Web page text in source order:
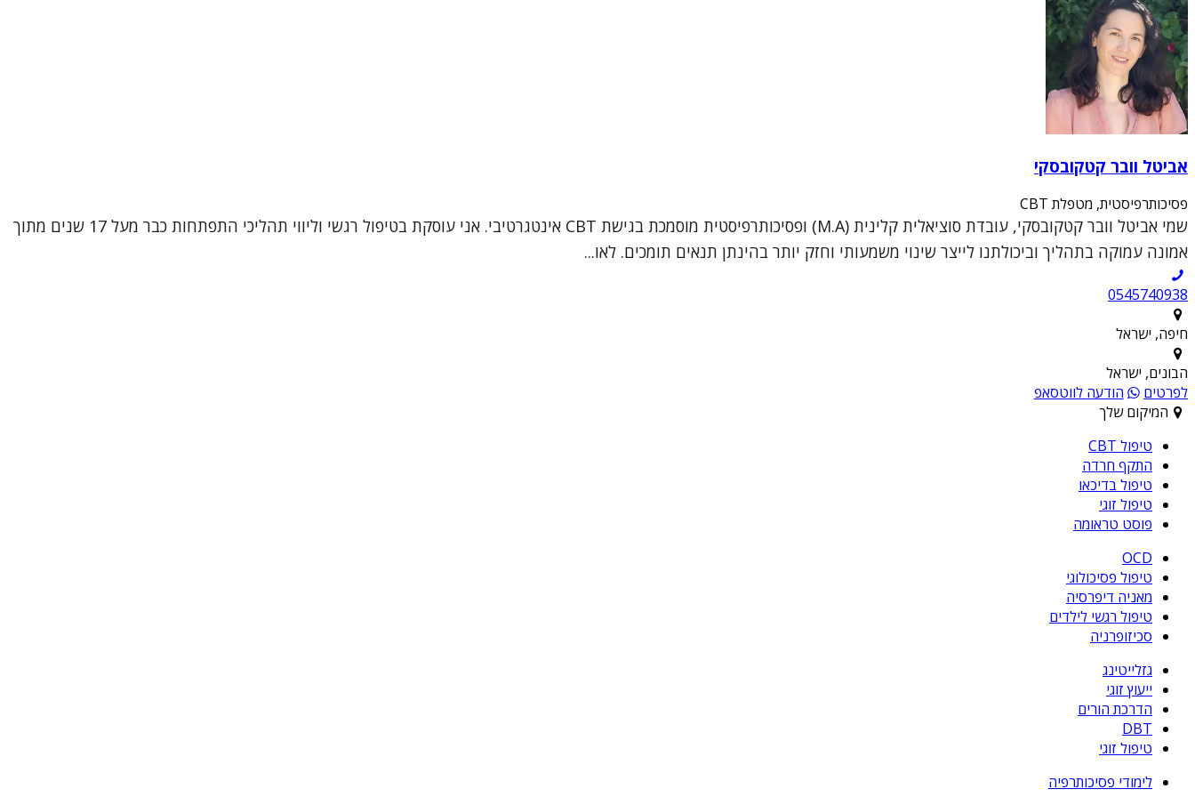
אביטל וובר קטקובסקי
פסיכותרפיסטית, מטפלת CBT
שמי אביטל וובר קטקובסקי, עובדת סוציאלית קלינית (M.A) ופסיכותרפיסטית מוסמכת בגישת CBT אינטגרטיבי. אני עוסקת בטיפול רגשי וליווי תהליכי התפתחות כבר מעל 17 שנים מתוך
אמונה עמוקה בתהליך וביכולתנו לייצר שינוי משמעותי וחזק יותר בהינתן תנאים תומכים. לאו...
0545740938
חיפה, ישראל
הבונים, ישראל
לפרטים
הודעה לווטסאפ
המיקום שלך
טיפול CBT
התקף חרדה
טיפול בדיכאו
טיפול זוגי
פוסט טראומה
OCD
טיפול פסיכולוגי
מאניה דיפרסיה
טיפול רגשי לילדים
סכיזופרניה
גזלייטינג
ייעוץ זוגי
הדרכת הורים
DBT
טיפול זוגי
לימודי פסיכותרפיה